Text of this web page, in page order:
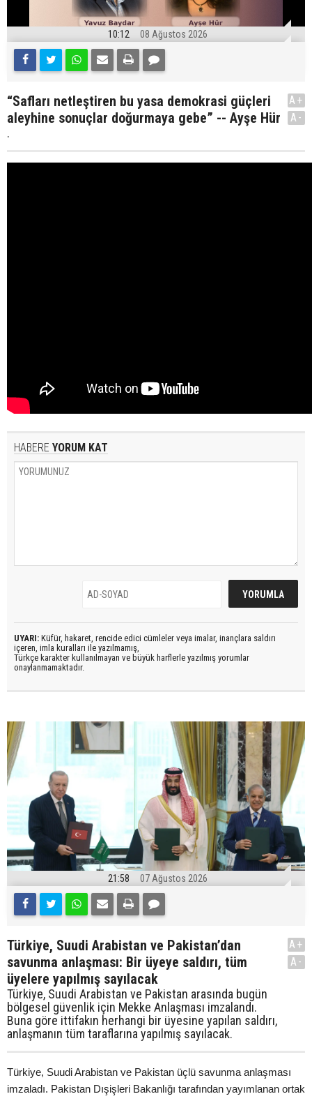
10:12 08 Ağustos 2026
“Safları netleştiren bu yasa demokrasi güçleri
aleyhine sonuçlar doğurmaya gebe” -- Ayşe Hür
.
A+
A-
HABERE YORUM KAT
UYARI: Küfür, hakaret, rencide edici cümleler veya imalar, inançlara saldırı
içeren, imla kuralları ile yazılmamış,
Türkçe karakter kullanılmayan ve büyük harflerle yazılmış yorumlar
onaylanmamaktadır.
21:58 07 Ağustos 2026
Türkiye, Suudi Arabistan ve Pakistan’dan
savunma anlaşması: Bir üyeye saldırı, tüm
üyelere yapılmış sayılacak
Türkiye, Suudi Arabistan ve Pakistan arasında bugün
bölgesel güvenlik için Mekke Anlaşması imzalandı.
Buna göre ittifakın herhangi bir üyesine yapılan saldırı,
anlaşmanın tüm taraflarına yapılmış sayılacak.
A+
A-
Türkiye, Suudi Arabistan ve Pakistan üçlü savunma anlaşması
imzaladı. Pakistan Dışişleri Bakanlığı tarafından yayımlanan ortak